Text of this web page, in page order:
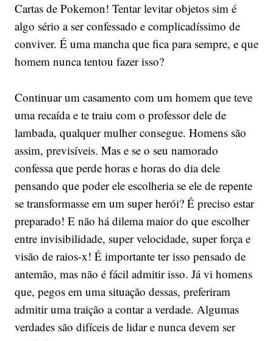
Cartas de Pokemon! Tentar levitar objetos sim é
algo sério a ser confessado e complicadíssimo de
conviver. É uma mancha que fica para sempre, e que
homem nunca tentou fazer isso?
Continuar um casamento com um homem que teve
uma recaída e te traiu com o professor dele de
lambada, qualquer mulher consegue. Homens são
assim, previsíveis. Mas e se o seu namorado
confessa que perde horas e horas do dia dele
pensando que poder ele escolheria se ele de repente
se transformasse em um super herói? É preciso estar
preparado! E não há dilema maior do que escolher
entre invisibilidade, super velocidade, super força e
visão de raios-x! É importante ter isso pensado de
antemão, mas não é fácil admitir isso. Já vi homens
que, pegos em uma situação dessas, preferiram
admitir uma traição a contar a verdade. Algumas
verdades são difíceis de lidar e nunca devem ser